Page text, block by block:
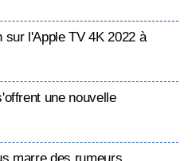
sur l'Apple TV 4K 2022 à
une nouvelle